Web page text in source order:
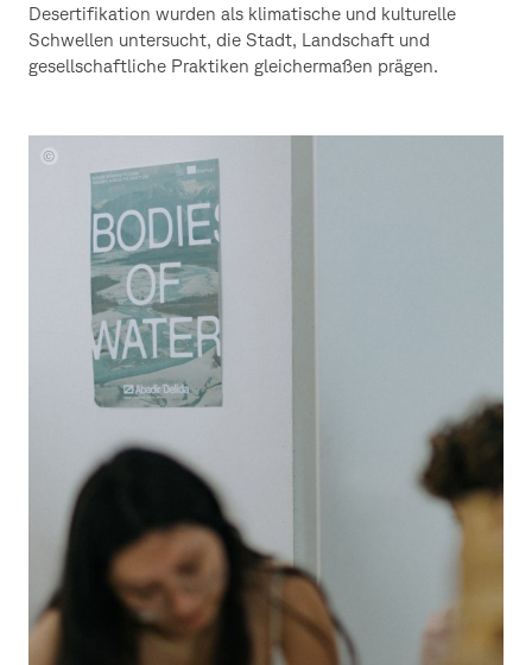
Desertifikation wurden als klimatische und kulturelle
Schwellen untersucht, die Stadt, Landschaft und
gesellschaftliche Praktiken gleichermaßen prägen.